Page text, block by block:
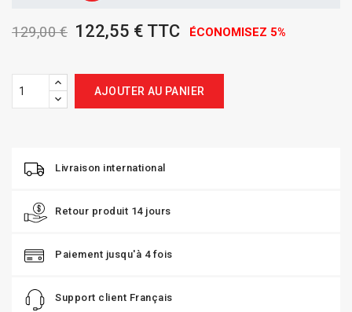
129,00 € 122,55 € TTC ÉCONOMISEZ 5%
AJOUTER AU PANIER
Livraison international
Retour produit 14 jours
Paiement jusqu'à 4 fois
Support client Français